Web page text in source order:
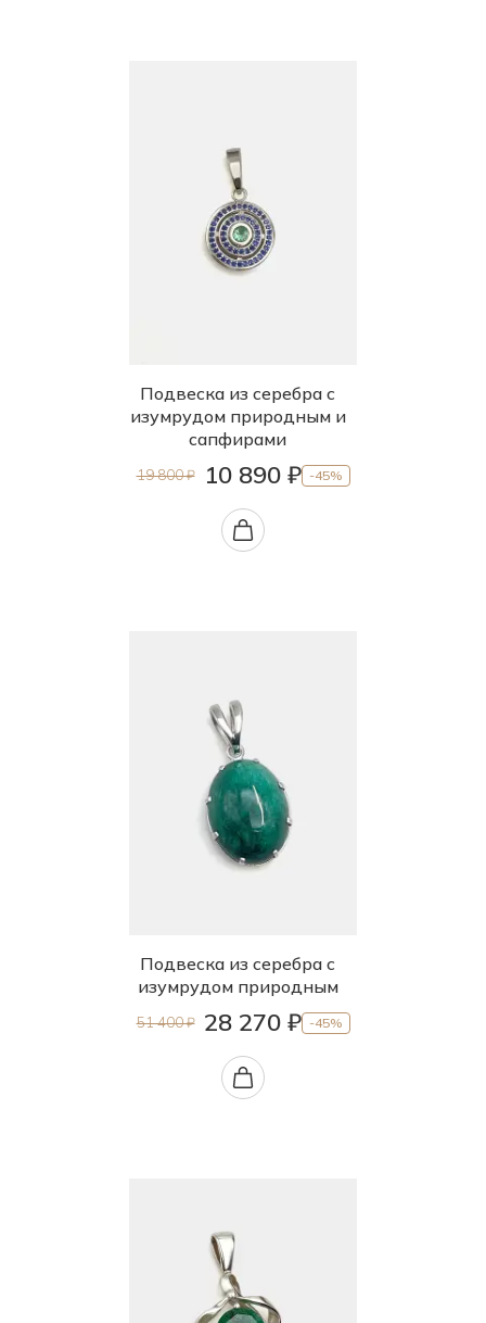
Подвеска из серебра с
изумрудом природным и
сапфирами
19 800 ₽ 10 890 ₽ -45%
Подвеска из серебра с
изумрудом природным
51 400 ₽ 28 270 ₽ -45%